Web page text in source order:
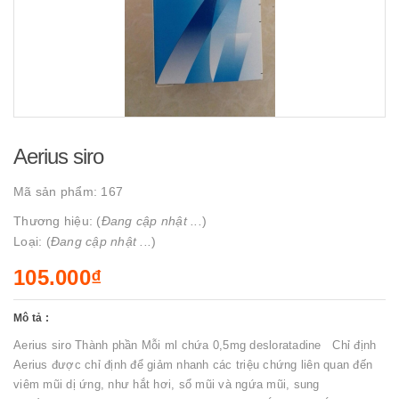
Aerius siro
Mã sản phẩm: 167
Thương hiệu: (Đang cập nhật ... )
Loại: (Đang cập nhật ... )
105.000₫
Mô tả :
Aerius siro Thành phần Mỗi ml chứa 0,5mg desloratadine Chỉ định
Aerius được chỉ định để giảm nhanh các triệu chứng liên quan đến
viêm mũi dị ứng, như hắt hơi, sổ mũi và ngứa mũi, sung